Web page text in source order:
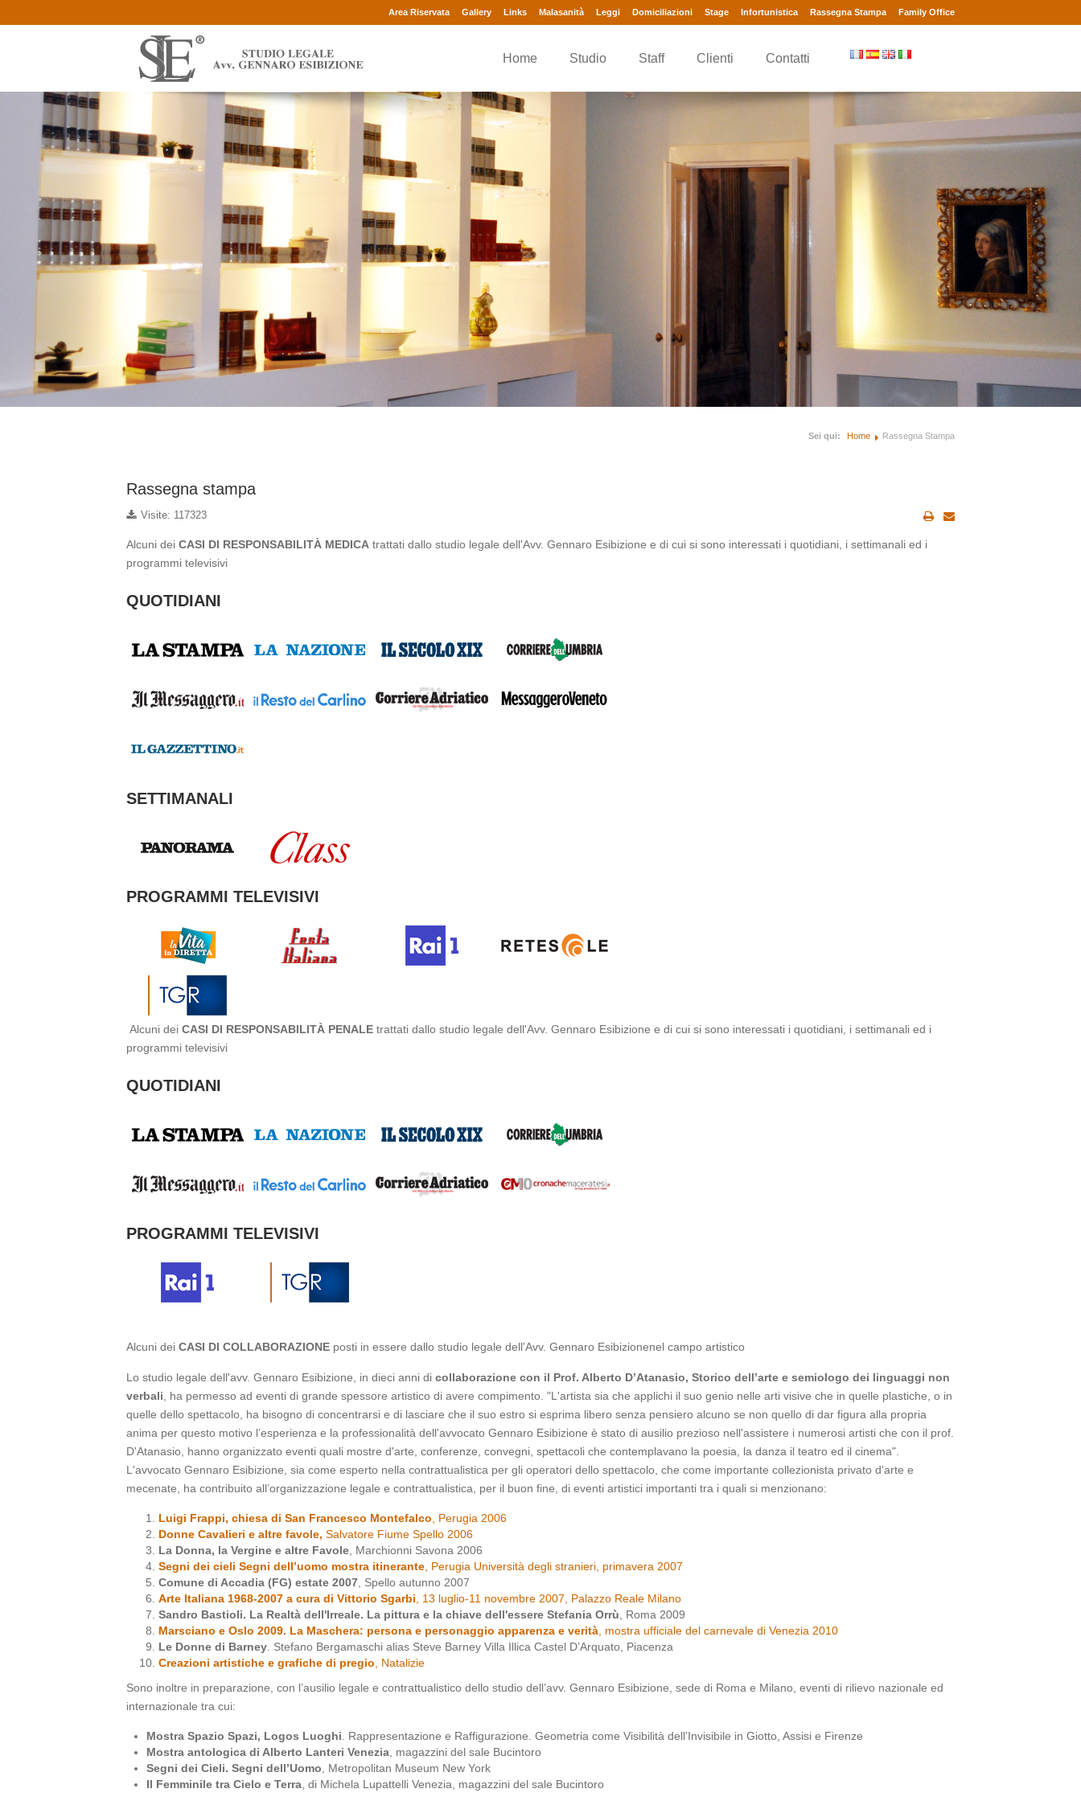
Area Riservata Gallery Links Malasanità Leggi Domiciliazioni Stage Infortunistica Rassegna Stampa Family Office
Home Studio Staff Clienti Contatti
Sei qui: Home Rassegna Stampa
Rassegna stampa
Visite: 117323
Alcuni dei CASI DI RESPONSABILITÀ MEDICA trattati dallo studio legale dell'Avv. Gennaro Esibizione e di cui si sono interessati i quotidiani, i settimanali ed i
programmi televisivi
QUOTIDIANI
SETTIMANALI
PROGRAMMI TELEVISIVI
Alcuni dei CASI DI RESPONSABILITÀ PENALE trattati dallo studio legale dell'Avv. Gennaro Esibizione e di cui si sono interessati i quotidiani, i settimanali ed i
programmi televisivi
QUOTIDIANI
PROGRAMMI TELEVISIVI
Alcuni dei CASI DI COLLABORAZIONE posti in essere dallo studio legale dell'Avv. Gennaro Esibizionenel campo artistico
Lo studio legale dell'avv. Gennaro Esibizione, in dieci anni di collaborazione con il Prof. Alberto D’Atanasio, Storico dell’arte e semiologo dei linguaggi non
verbali , ha permesso ad eventi di grande spessore artistico di avere compimento. "L'artista sia che applichi il suo genio nelle arti visive che in quelle plastiche, o in
quelle dello spettacolo, ha bisogno di concentrarsi e di lasciare che il suo estro si esprima libero senza pensiero alcuno se non quello di dar figura alla propria
anima per questo motivo l’esperienza e la professionalità dell'avvocato Gennaro Esibizione è stato di ausilio prezioso nell'assistere i numerosi artisti che con il prof.
D'Atanasio, hanno organizzato eventi quali mostre d'arte, conferenze, convegni, spettacoli che contemplavano la poesia, la danza il teatro ed il cinema".
L'avvocato Gennaro Esibizione, sia come esperto nella contrattualistica per gli operatori dello spettacolo, che come importante collezionista privato d’arte e
mecenate, ha contribuito all’organizzazione legale e contrattualistica, per il buon fine, di eventi artistici importanti tra i quali si menzionano:
Luigi Frappi, chiesa di San Francesco Montefalco , Perugia 2006
Donne Cavalieri e altre favole, Salvatore Fiume Spello 2006
La Donna, la Vergine e altre Favole , Marchionni Savona 2006
Segni dei cieli Segni dell’uomo mostra itinerante , Perugia Università degli stranieri, primavera 2007
Comune di Accadia (FG) estate 2007 , Spello autunno 2007
Arte Italiana 1968-2007 a cura di Vittorio Sgarbi , 13 luglio-11 novembre 2007, Palazzo Reale Milano
Sandro Bastioli. La Realtà dell'Irreale. La pittura e la chiave dell'essere Stefania Orrù , Roma 2009
Marsciano e Oslo 2009. La Maschera: persona e personaggio apparenza e verità , mostra ufficiale del carnevale di Venezia 2010
Le Donne di Barney . Stefano Bergamaschi alias Steve Barney Villa Illica Castel D’Arquato, Piacenza
Creazioni artistiche e grafiche di pregio , Natalizie
Sono inoltre in preparazione, con l’ausilio legale e contrattualistico dello studio dell’avv. Gennaro Esibizione, sede di Roma e Milano, eventi di rilievo nazionale ed
internazionale tra cui:
Mostra Spazio Spazi, Logos Luoghi . Rappresentazione e Raffigurazione. Geometria come Visibilità dell’Invisibile in Giotto, Assisi e Firenze
Mostra antologica di Alberto Lanteri Venezia , magazzini del sale Bucintoro
Segni dei Cieli. Segni dell’Uomo , Metropolitan Museum New York
Il Femminile tra Cielo e Terra , di Michela Lupattelli Venezia, magazzini del sale Bucintoro